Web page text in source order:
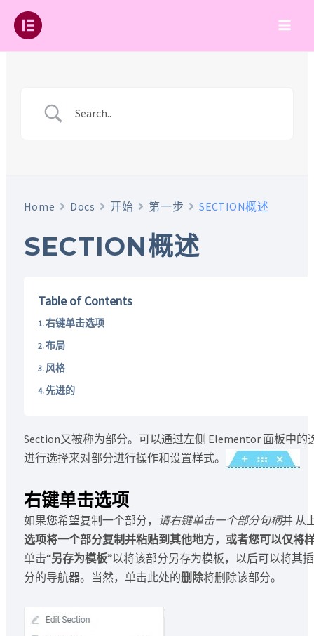
Home Docs 开始 第一步 SECTION概述
SECTION概述
Table of Contents
右键单击选项
布局
风格
先进的
Section又被称为部分。可以通过左侧 Elementor 面板中
进行选择来对部分进行操作和设置样式。
右键单击选项
如果您希望复制一个部分， 请右键单击一个部分句柄并 从
选项将一个部分复制并粘贴到其他地方，或者您可以仅将
单击“另存为模板”以将该部分另存为模板，以后可以将其
分的导航器。当然，单击此处的删除将删除该部分。